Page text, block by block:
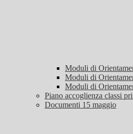
Moduli di
Moduli di
Moduli di
Piano accoglienza classi
Documenti 15 maggio